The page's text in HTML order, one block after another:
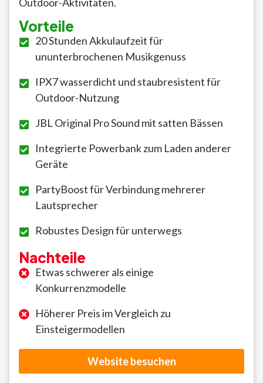
Vorteile
20 Stunden Akkulaufzeit für
ununterbrochenen Musikgenuss
IPX7 wasserdicht und staubresistent für
Outdoor-Nutzung
JBL Original Pro Sound mit satten Bässen
Integrierte Powerbank zum Laden anderer
Geräte
PartyBoost für Verbindung mehrerer
Lautsprecher
Robustes Design für unterwegs
Nachteile
Etwas schwerer als einige
Konkurrenzmodelle
Höherer Preis im Vergleich zu
Einsteigermodellen
Website besuchen